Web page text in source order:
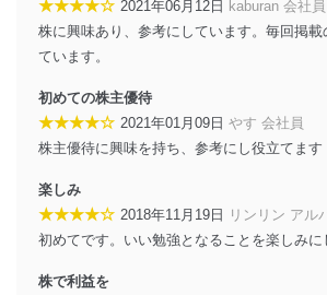
★★★★☆ 2021年06月12日 kaburan 会社員
株に興味あり、参考にしています。毎回掲載
ています。
初めての株主優待
★★★★☆ 2021年01月09日 やす 会社員
株主優待に興味を持ち、参考にし役立てます
楽しみ
★★★★☆ 2018年11月19日
リンリン アル
初めてです。いい勉強となることを楽しみに
株で利益を